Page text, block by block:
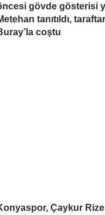
gövde gösterisi
tanıtıldı, taraftar
coştu
Çaykur